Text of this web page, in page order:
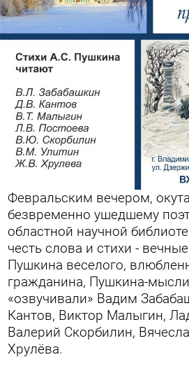
Февральским вечером,
безвременно ушедшему
областной научной
честь слова и стихи -
Пушкина веселого,
гражданина, Пушкина-
«озвучивали» Вадим
Кантов, Виктор Малыгин,
Валерий Скорбилин,
Хрулёва.